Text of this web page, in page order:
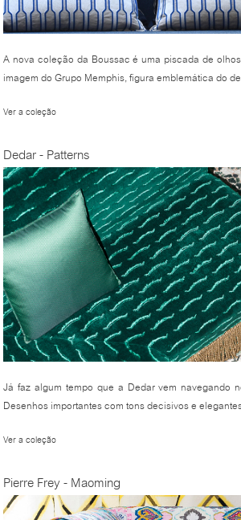
A nova coleção da Boussac é uma piscada de
imagem do Grupo Memphis, figura emblemática do
Ver a coleção
Dedar - Patterns
Já faz algum tempo que a Dedar vem navegando
Desenhos importantes com tons decisivos e
Ver a coleção
Pierre Frey - Maoming